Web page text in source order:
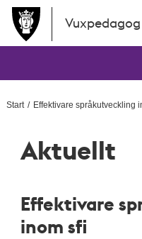
Hoppa till
Start Effektivare språkutveckling
Aktuellt
Effektivare
inom sfi